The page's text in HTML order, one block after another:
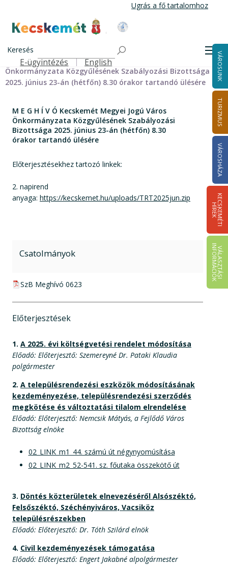
tartalomra
Ugrás a fő tartalomhoz
Kecskemét Város Honlapja
Keresés
Felső navigáció
E-ügyintézés English VÁROSUNK
TURIZMUS
VÁROSHÁZA
K
E
C
S
K
E
M
É
T
I
HÍ
R
E
K
V
Á
L
A
S
Z
T
Á
S
I
IN
F
O
R
M
Á
C
I
Ó
K
Önkormányzat
Szabályozási Bizottság
Szabályozási Bizottság meghívói
M E G H Í V Ó Kecskemét Megyei Jogú Város
Önkormányzata Közgyűlésének Szabályozási Bizottsága
2025. június 23-án (hétfőn) 8.30 órakor tartandó ülésére
M E G H Í V Ó Kecskemét Megyei Jogú Város
Önkormányzata Közgyűlésének Szabályozási
Bizottsága 2025. június 23-án (hétfőn) 8.30
órakor tartandó ülésére
Előterjesztésekhez tartozó linkek:
2. napirend
anyaga: https://kecskemet.hu/uploads/TRT2025jun.zip
Csatolmányok
pdf csatolmány:
SzB Meghívó 0623
Előterjesztések
1. A 2025. évi költségvetési rendelet módosítása
Előadó: Előterjesztő: Szemereyné Dr. Pataki Klaudia
polgármester
2. A településrendezési eszközök módosításának
kezdeményezése, településrendezési szerződés
megkötése és változtatási tilalom elrendelése
Előadó: Előterjesztő: Nemcsik Mátyás, a Fejlődő Város
Bizottság elnöke
02_LINK_m1_44. számú út négynyomúsítása
02_LINK_m2_52-541. sz. főutaka összekötő út
3. Döntés közterületek elnevezéséről Alsószéktó,
Felsőszéktó, Széchényiváros, Vacsiköz
településrészekben
Előadó: Előterjesztő: Dr. Tóth Szilárd elnök
4. Civil kezdeményezések támogatása
Előadó: Előterjesztő: Engert Jakabné alpolgármester